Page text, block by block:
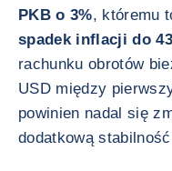
PKB o 3%, któremu
spadek inflacji do
rachunku obrotów
USD między
powinien nadal się
dodatkową